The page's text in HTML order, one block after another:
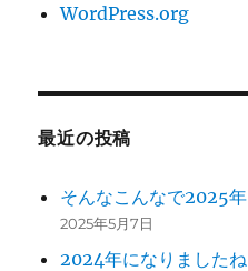
WordPress.org
最近の投稿
そんなこんなで2025年
2025年5月7日
2024年になりましたね